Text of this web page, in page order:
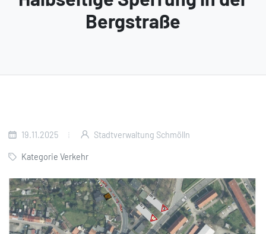
Bergstraße
19.11.2025 Stadtverwaltung Schmölln
Kategorie Verkehr